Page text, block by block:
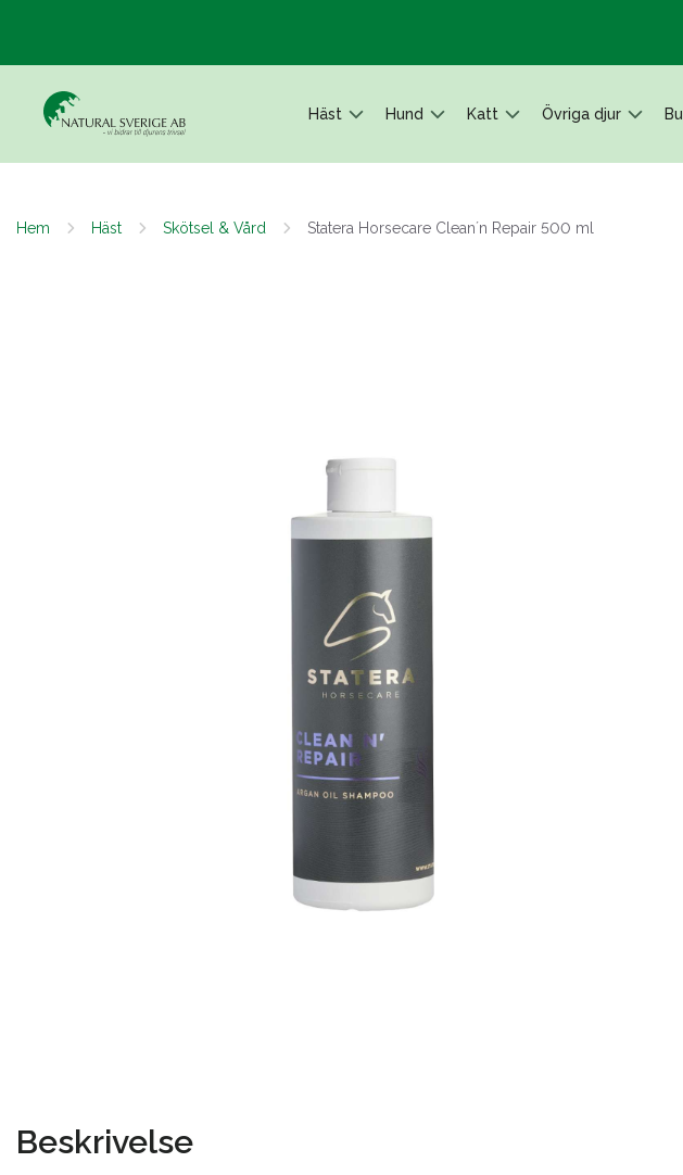
Häst Hund Katt Övriga djur
Hem Häst Skötsel & Vård Statera Horsecare Clean´n Repair 500 ml
Beskrivelse